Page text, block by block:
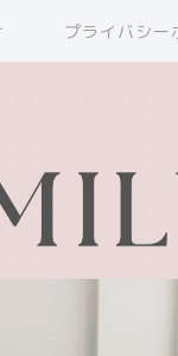
プライバシー